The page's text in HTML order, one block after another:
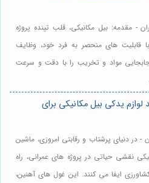
- مقدمه: بیل مکانیکی، قلب تپنده پروژه
قابلیت های منحصر به فرد خود، وظایف
جابجایی مواد و تخریب را با دقت و سرعت
یدکی بیل مکانیکی برای
- در دنیای پرشتاب و رقابتی امروزی، ماشین
نقشی حیاتی در پروژه های عمرانی، راه
ایفا می کنند. این غول های آهنین،